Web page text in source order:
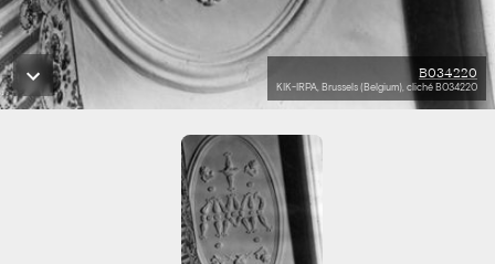
B034220
KIK-IRPA, Brussels (Belgium), cliché B034220